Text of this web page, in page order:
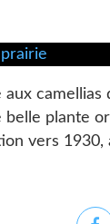
plante
vers 1930,